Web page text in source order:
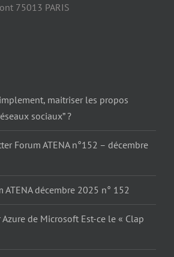
75013 PARIS
maitriser les propos
sociaux” ?
Forum ATENA n°152 – décembre
ATENA décembre 2025 n° 152
de Microsoft Est-ce le « Clap